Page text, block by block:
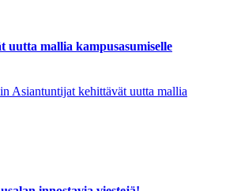
uutta mallia kampusasumiselle
Asiantuntijat kehittävät uutta mallia